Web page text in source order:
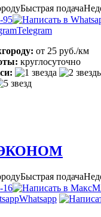
Быстрая подача
95
Telegram
от 25 руб./км
круглосуточно
ЭКОНОМ
Быстрая подача
16
Whatsapp